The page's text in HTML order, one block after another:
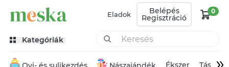
Eladok Belépés
Regisztráció
0
Kategóriák
Ékszer Táska